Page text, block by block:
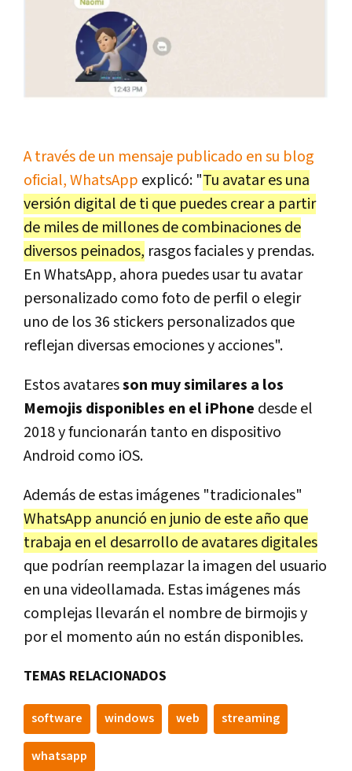
A través de un mensaje publicado en su blog
oficial, WhatsApp explicó: "Tu avatar es una
versión digital de ti que puedes crear a partir
de miles de millones de combinaciones de
diversos peinados, rasgos faciales y prendas.
En WhatsApp, ahora puedes usar tu avatar
personalizado como foto de perfil o elegir
uno de los 36 stickers personalizados que
reflejan diversas emociones y acciones".
Estos avataresson muy similares a los
Memojis disponibles en el iPhone desde el
2018 y funcionarán tanto en dispositivo
Android como iOS.
Además de estas imágenes "tradicionales"
WhatsApp anunció en junio de este año que
trabaja en el desarrollo de avatares digitales
que podrían reemplazar la imagen del usuario
en una videollamada. Estas imágenes más
complejas llevarán el nombre de birmojis y
por el momento aún no están disponibles.
TEMAS RELACIONADOS
software windows web streaming
whatsapp